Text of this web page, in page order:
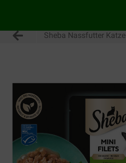
Sheba Nassfutter Katze